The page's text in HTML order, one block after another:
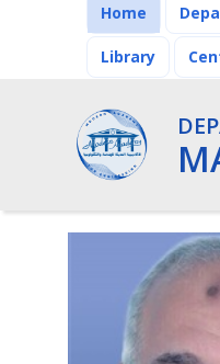
Home (current)
Library